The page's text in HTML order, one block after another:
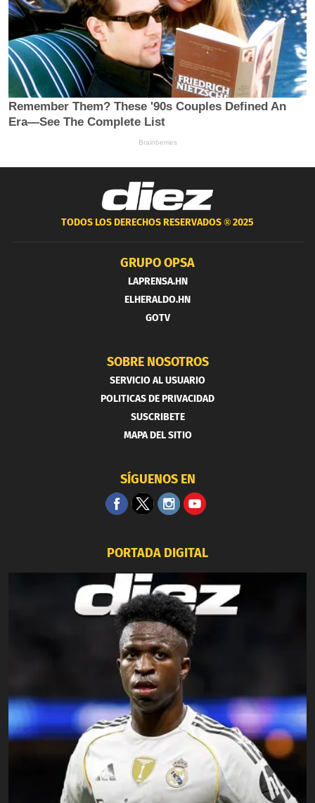
TODOS LOS DERECHOS RESERVADOS ®2025
GRUPO OPSA
LAPRENSA.HN
ELHERALDO.HN
GOTV
SOBRE NOSOTROS
SERVICIO AL USUARIO
POLITICAS DE PRIVACIDAD
SUSCRIBETE
MAPA DEL SITIO
SÍGUENOS EN
PORTADA DIGITAL